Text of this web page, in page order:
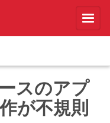
スのアプ
が不規則